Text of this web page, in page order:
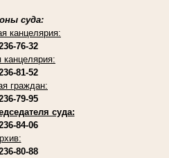
суда:
канцелярия:
76-32
канцелярия:
81-52
граждан:
79-95
суда:
84-06
80-88